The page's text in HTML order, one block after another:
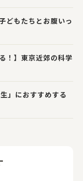
どもたちとお腹いっ
！】東京近郊の科学
」におすすめする